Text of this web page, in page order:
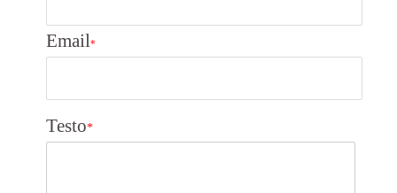
Email*
Testo*